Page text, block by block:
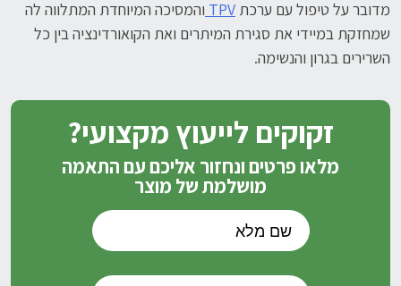
מדובר על טיפול עם ערכת TPV והמסיכה המיוחדת המתלווה לה
שמחזקת במיידי את סגירת המיתרים ואת הקואורדינציה בין כל
השרירים בגרון והנשימה.
זקוקים לייעוץ מקצועי?
מלאו פרטים ונחזור אליכם עם התאמה
מושלמת של מוצר